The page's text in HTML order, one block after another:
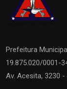
Prefeitura
19.875.020/0001-
Av. Acesita, 3230